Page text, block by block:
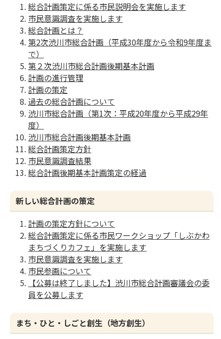
総合計画策定に係る市民説明会を実施します
市民意識調査を実施します
総合計画とは？
第2次渋川市総合計画（平成30年度から令和9年度ま
で）
第２次渋川市総合計画後期基本計画
計画の進行管理
計画の策定
過去の総合計画について
渋川市総合計画（第1次：平成20年度から平成29年
度）
渋川市総合計画後期基本計画
総合計画策定方針
市民意識調査結果
総合計画後期基本計画策定の経過
新しい総合計画の策定
計画の策定方針について
総合計画策定に係る市民ワークショップ「しぶかわ
まちづくりカフェ」を実施します
市民意識調査を実施します
市民参画について
【公募は終了しました】渋川市総合計画審議会の委
員を公募します
まち・ひと・しごと創生（地方創生）